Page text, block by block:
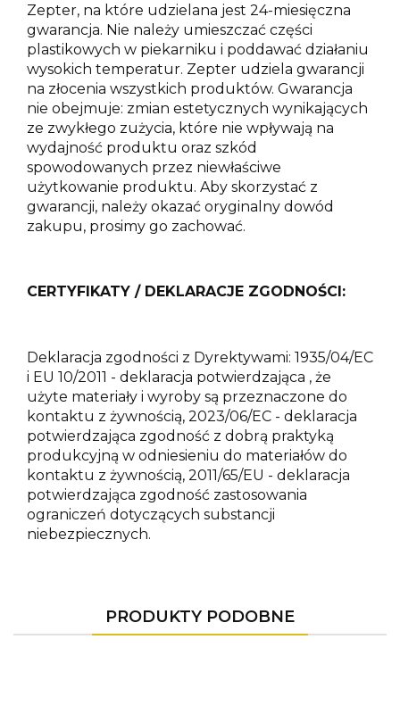
Zepter, na które udzielana jest 24-miesięczna
gwarancja. Nie należy umieszczać części
plastikowych w piekarniku i poddawać działaniu
wysokich temperatur. Zepter udziela gwarancji
na złocenia wszystkich produktów. Gwarancja
nie obejmuje: zmian estetycznych wynikających
ze zwykłego zużycia, które nie wpływają na
wydajność produktu oraz szkód
spowodowanych przez niewłaściwe
użytkowanie produktu. Aby skorzystać z
gwarancji, należy okazać oryginalny dowód
zakupu, prosimy go zachować.
CERTYFIKATY / DEKLARACJE ZGODNOŚCI:
Deklaracja zgodności z Dyrektywami: 1935/04/EC
i EU 10/2011 - deklaracja potwierdzająca , że
użyte materiały i wyroby są przeznaczone do
kontaktu z żywnością, 2023/06/EC - deklaracja
potwierdzająca zgodność z dobrą praktyką
produkcyjną w odniesieniu do materiałów do
kontaktu z żywnością, 2011/65/EU - deklaracja
potwierdzająca zgodność zastosowania
ograniczeń dotyczących substancji
niebezpiecznych.
PRODUKTY PODOBNE